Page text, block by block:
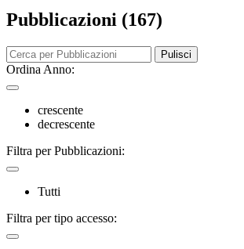
Pubblicazioni (167)
Pulisci
Ordina Anno:
crescente
decrescente
Filtra per Pubblicazioni:
Tutti
Filtra per tipo accesso: